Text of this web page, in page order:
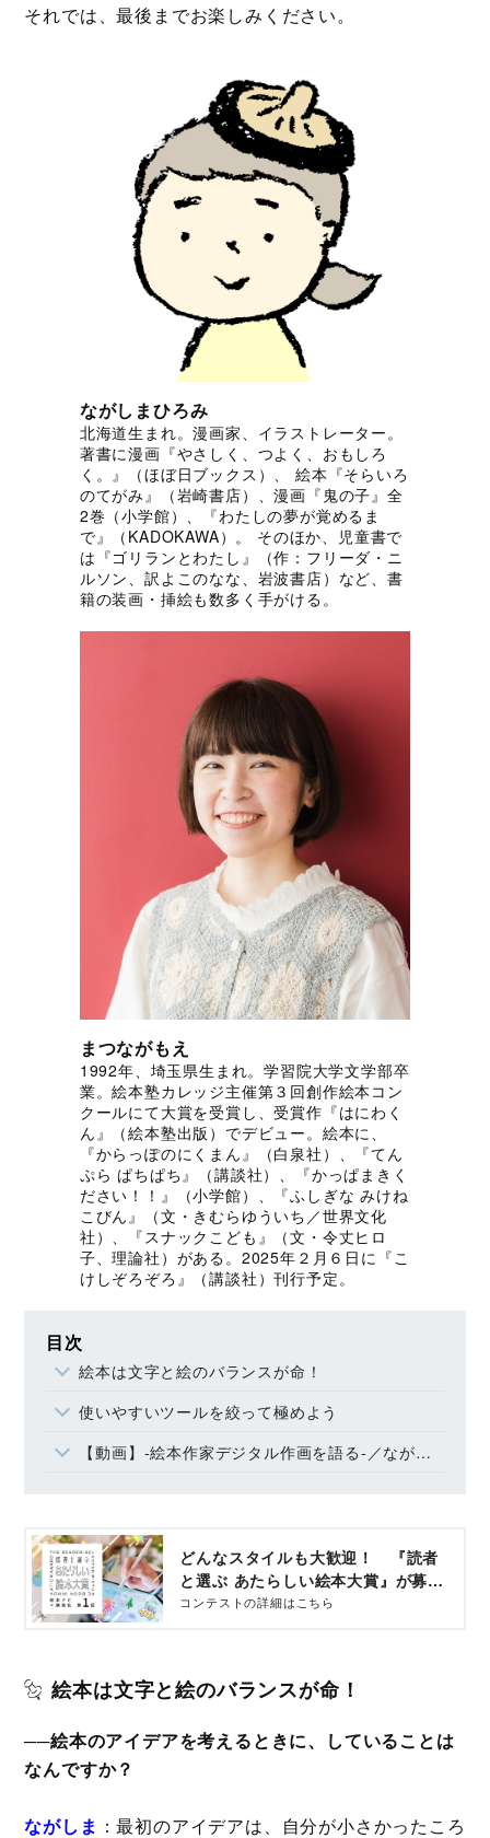
それでは、最後までお楽しみください。
ながしまひろみ
北海道生まれ。漫画家、イラストレーター。
著書に漫画『やさしく、つよく、おもしろ
く。』（ほぼ日ブックス）、 絵本『そらいろ
のてがみ』（岩崎書店）、漫画『鬼の子』全
2巻（小学館）、『わたしの夢が覚めるま
で』（KADOKAWA）。 そのほか、児童書で
は『ゴリランとわたし』（作：フリーダ・ニ
ルソン、訳よこのなな、岩波書店）など、書
籍の装画・挿絵も数多く手がける。
まつながもえ
1992年、埼玉県生まれ。学習院大学文学部卒
業。絵本塾カレッジ主催第３回創作絵本コン
クールにて大賞を受賞し、受賞作『はにわく
ん』（絵本塾出版）でデビュー。絵本に、
『からっぽのにくまん』（白泉社）、『てん
ぷら ぱちぱち』（講談社）、『かっぱまきく
ださい！！』（小学館）、『ふしぎな みけね
こびん』（文・きむらゆういち／世界文化
社）、『スナックこども』（文・令丈ヒロ
子、理論社）がある。2025年２月６日に『こ
けしぞろぞろ』（講談社）刊行予定。
目次
絵本は文字と絵のバランスが命！
使いやすいツールを絞って極めよう
【動画】-絵本作家デジタル作画を語る-／ながしまひろみ×まつながもえ対談
どんなスタイルも大歓迎！ 『読者
と選ぶ あたらしい絵本大賞』が募集
開始 - コクリコ｜講談社
コンテストの詳細はこちら
絵本は文字と絵のバランスが命！
──絵本のアイデアを考えるときに、していることは
なんですか？
ながしま ：最初のアイデアは、自分が小さかったころ